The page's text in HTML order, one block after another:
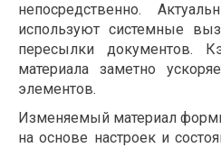
непосредственно.
используют системные
пересылки документов.
материала заметно
элементов.
Изменяемый материал
на основе настроек и